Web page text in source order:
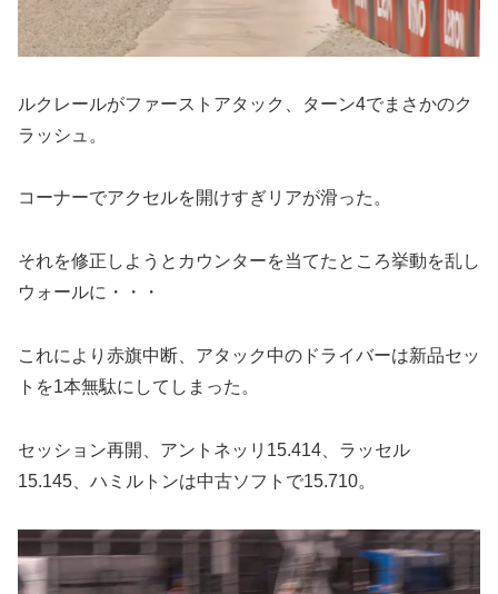
ルクレールがファーストアタック、ターン4でまさかのク
ラッシュ。
コーナーでアクセルを開けすぎリアが滑った。
それを修正しようとカウンターを当てたところ挙動を乱し
ウォールに・・・
これにより赤旗中断、アタック中のドライバーは新品セッ
トを1本無駄にしてしまった。
セッション再開、アントネッリ15.414、ラッセル
15.145、ハミルトンは中古ソフトで15.710。